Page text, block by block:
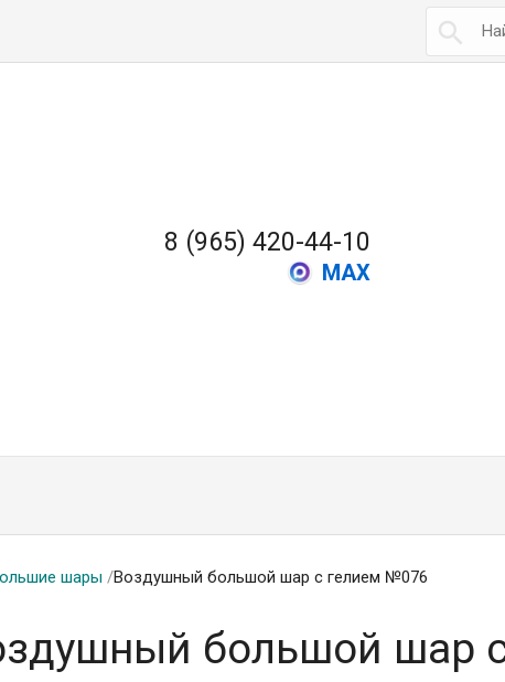

8 (965) 420-44-10
MAX
шары /Воздушный большой шар с гелием №076
большой шар